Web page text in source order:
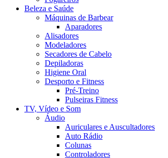
Beleza e Saúde
Máquinas de Barbear
Aparadores
Alisadores
Modeladores
Secadores de Cabelo
Depiladoras
Higiene Oral
Desporto e Fitness
Pré-Treino
Pulseiras Fitness
TV, Vídeo e Som
Áudio
Auriculares e Auscultadores
Auto Rádio
Colunas
Controladores